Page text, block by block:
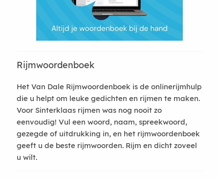
Rijmwoordenboek
Het Van Dale Rijmwoordenboek is de onlinerijmhulp
die u helpt om leuke gedichten en rijmen te maken.
Voor Sinterklaas rijmen was nog nooit zo
eenvoudig! Vul een woord, naam, spreekwoord,
gezegde of uitdrukking in, en het rijmwoordenboek
geeft u de beste rijmwoorden. Rijm en dicht zoveel
u wilt.